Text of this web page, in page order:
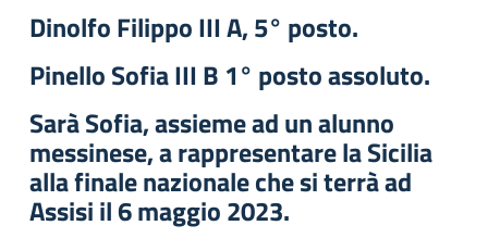
Dinolfo Filippo III A, 5° posto.
Pinello Sofia III B 1° posto assoluto.
Sarà Sofia, assieme ad un alunno
messinese, a rappresentare la Sicilia
alla finale nazionale che si terrà ad
Assisi il 6 maggio 2023.